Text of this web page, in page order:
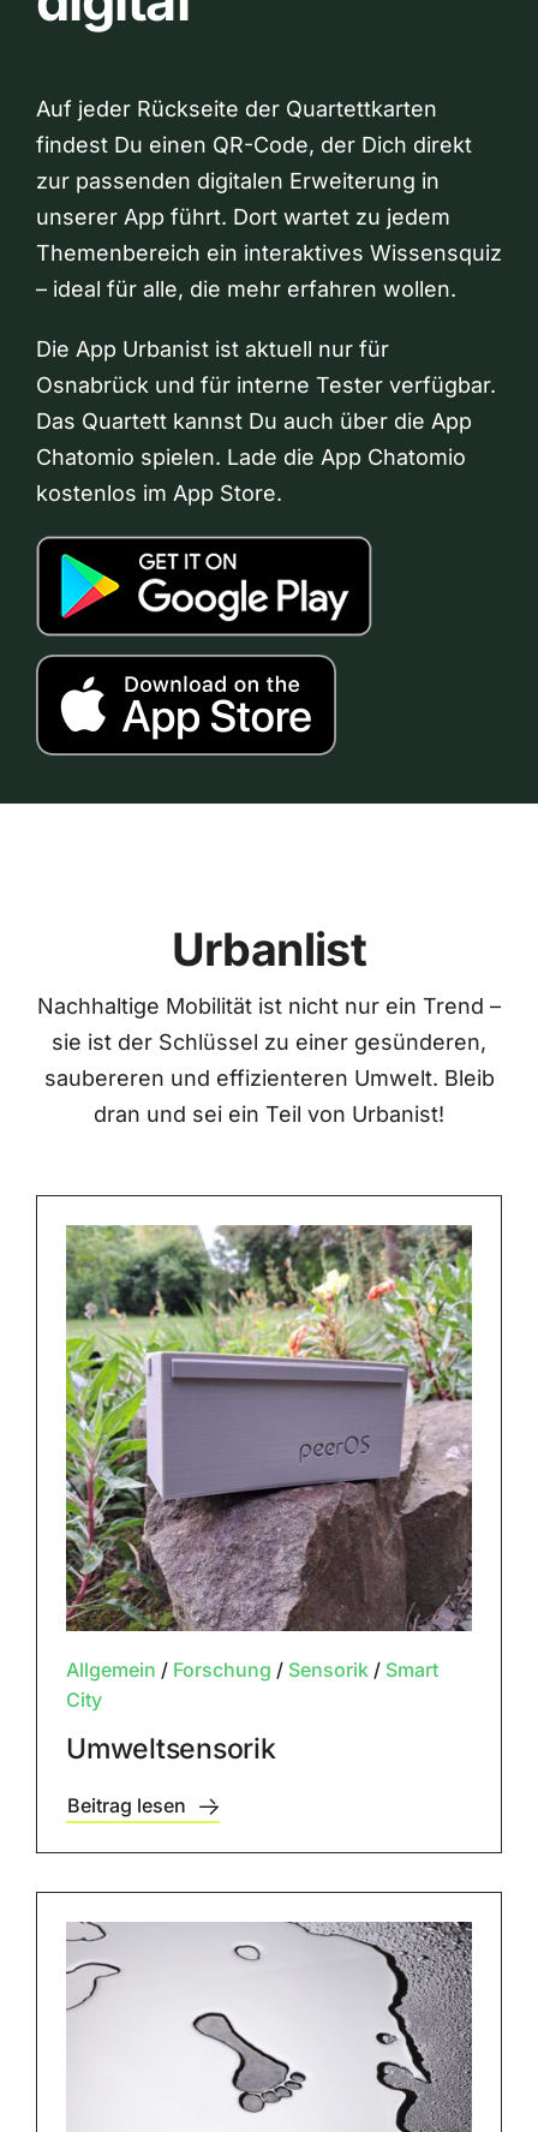
Auf jeder Rückseite der Quartettkarten
findest Du einen QR-Code, der Dich direkt
zur passenden digitalen Erweiterung in
unserer App führt. Dort wartet zu jedem
Themenbereich ein interaktives Wissensquiz
– ideal für alle, die mehr erfahren wollen.
Die App Urbanist ist aktuell nur für
Osnabrück und für interne Tester verfügbar.
Das Quartett kannst Du auch über die App
Chatomio spielen. Lade die App Chatomio
kostenlos im App Store.
Urbanlist
Nachhaltige Mobilität ist nicht nur ein Trend –
sie ist der Schlüssel zu einer gesünderen,
saubereren und effizienteren Umwelt. Bleib
dran und sei ein Teil von Urbanist!
Allgemein / Forschung / Sensorik/ Smart
City
Umweltsensorik
Beitrag lesen